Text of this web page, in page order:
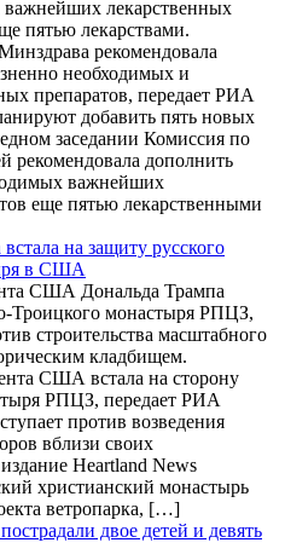
лекарственных
пятью лекарствами.
рекомендовала
необходимых и
препаратов, передает РИА
добавить пять новых
заседании Комиссия по
рекомендовала дополнить
важнейших
еще пятью лекарственными
на защиту русского
в США
США Дональда Трампа
Троицкого монастыря РПЦЗ,
строительства масштабного
кладбищем.
США встала на сторону
РПЦЗ, передает РИА
против возведения
вблизи своих
Heartland News
христианский монастырь
ветропарка, […]
двое детей и девять